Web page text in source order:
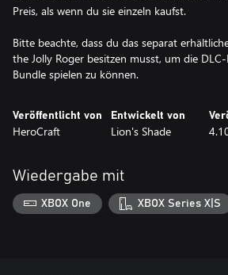
Preis, als wenn du sie einzeln kaufst.
Bitte beachte, dass du das separat
the Jolly Roger besitzen musst, um die
Bundle spielen zu können.
Veröffentlicht von
HeroCraft
Entwickelt von
Lion's Shade
Wiedergabe mit
XBOX One XBOX Series X|S